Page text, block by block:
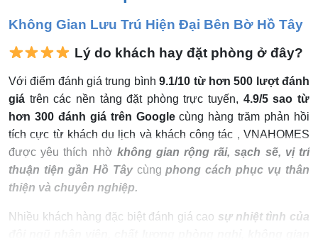
Không Gian Lưu Trú Hiện Đại Bên Bờ Hồ Tây
Lý do khách hay đặt phòng ở đây?
Với điểm đánh giá trung bình9.1/10 từ hơn 500 lượt đánh
giá trên các nền tảng đặt phòng trực tuyến, 4.9/5 sao từ
hơn 300 đánh giá trên Googlecùng hàng trăm phản hồi
tích cực từ khách du lịch và khách công tác , VNAHOMES
được yêu thích nhờ không gian rộng rãi, sạch sẽ, vị trí
thuận tiện gần Hồ Tâycùngphong cách phục vụ thân
thiện và chuyên nghiệp.
Nhiều khách hàng đặc biệt đánh giá cao sự nhiệt tình của